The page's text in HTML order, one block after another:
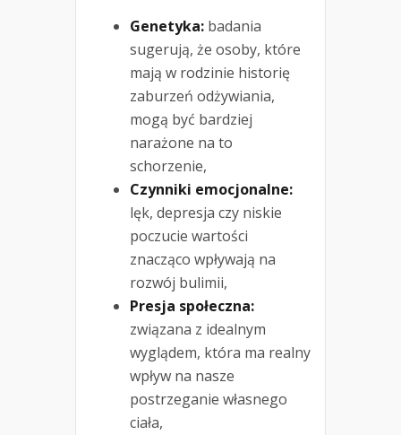
Genetyka: badania
sugerują, że osoby, które
mają w rodzinie historię
zaburzeń odżywiania,
mogą być bardziej
narażone na to
schorzenie,
Czynniki emocjonalne:
lęk, depresja czy niskie
poczucie wartości
znacząco wpływają na
rozwój bulimii,
Presja społeczna:
związana z idealnym
wyglądem, która ma realny
wpływ na nasze
postrzeganie własnego
ciała,